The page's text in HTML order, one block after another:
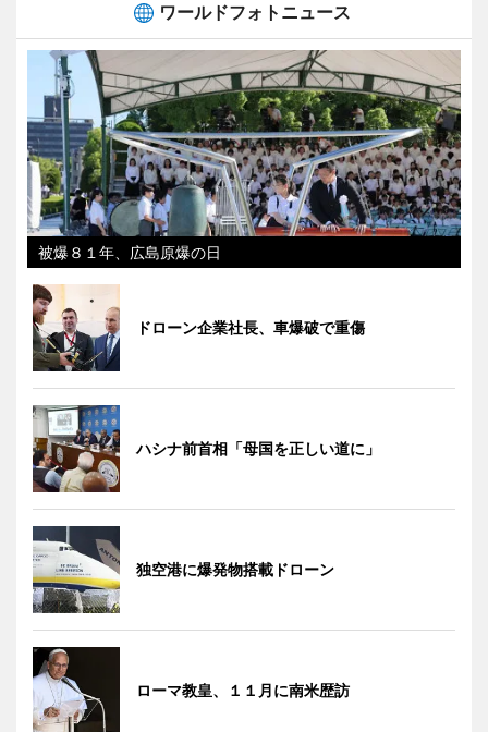
ワールドフォトニュース
被爆８１年、広島原爆の日
ドローン企業社長、車爆破で重傷
ハシナ前首相「母国を正しい道に」
独空港に爆発物搭載ドローン
ローマ教皇、１１月に南米歴訪